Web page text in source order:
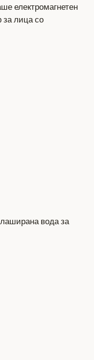
електромагнетен
за лица со
вода за